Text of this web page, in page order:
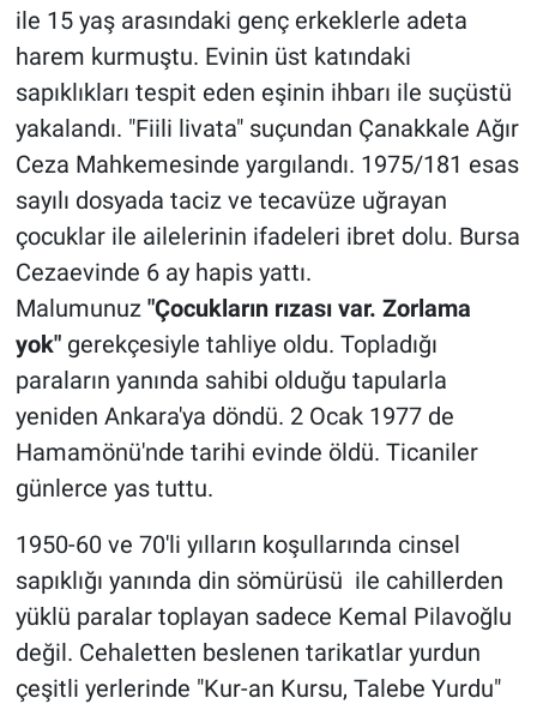
ile 15 yaş arasındaki genç erkeklerle adeta
harem kurmuştu. Evinin üst katındaki
sapıklıkları tespit eden eşinin ihbarı ile suçüstü
yakalandı. "Fiili livata" suçundan Çanakkale Ağır
Ceza Mahkemesinde yargılandı. 1975/181 esas
sayılı dosyada taciz ve tecavüze uğrayan
çocuklar ile ailelerinin ifadeleri ibret dolu. Bursa
Cezaevinde 6 ay hapis yattı.
Malumunuz "Çocukların rızası var. Zorlama
yok"gerekçesiyle tahliye oldu. Topladığı
paraların yanında sahibi olduğu tapularla
yeniden Ankara'ya döndü. 2 Ocak 1977 de
Hamamönü'nde tarihi evinde öldü. Ticaniler
günlerce yas tuttu.
1950-60 ve 70'li yılların koşullarında cinsel
sapıklığı yanında din sömürüsü ile cahillerden
yüklü paralar toplayan sadece Kemal Pilavoğlu
değil. Cehaletten beslenen tarikatlar yurdun
çeşitli yerlerinde "Kur-an Kursu, Talebe Yurdu"